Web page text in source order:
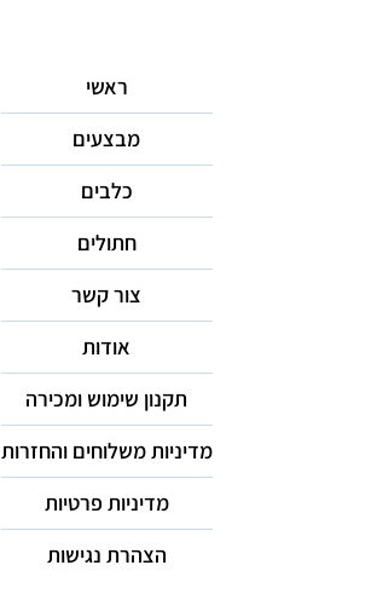
ראשי
מבצעים
כלבים
חתולים
צור קשר
אודות
תקנון שימוש ומכירה
מדיניות משלוחים והחזרות
מדיניות פרטיות
הצהרת נגישות